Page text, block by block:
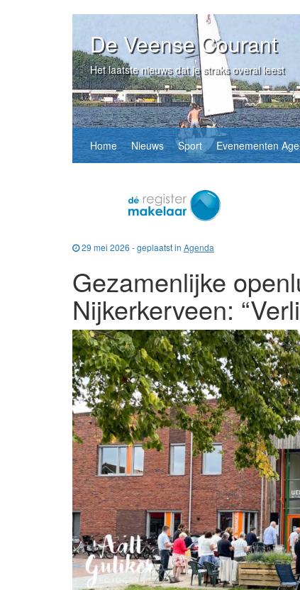
De Veense Courant
Het laatste nieuws dat je straks overal leest
Home Nieuws Sport Evenementen
29 mei 2026 - geplaatst in Agenda
Gezamenlijke
Nijkerkerveen: